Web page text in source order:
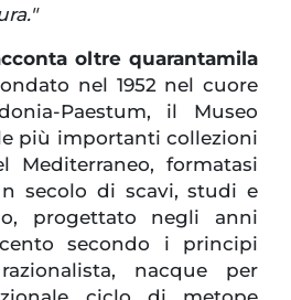
oltre quarantamila
nel 1952 nel cuore
Paestum, il Museo
più importanti collezioni
Mediterraneo, formatasi
secolo di scavi, studi e
progettato negli anni
secondo i principi
nacque per